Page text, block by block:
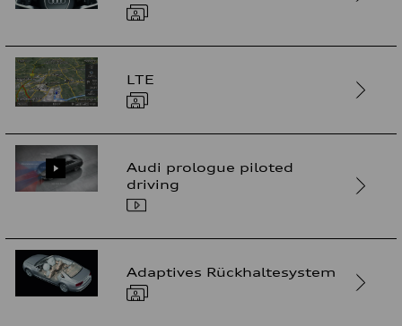
LTE
Audi prologue piloted
driving
Adaptives Rückhaltesystem